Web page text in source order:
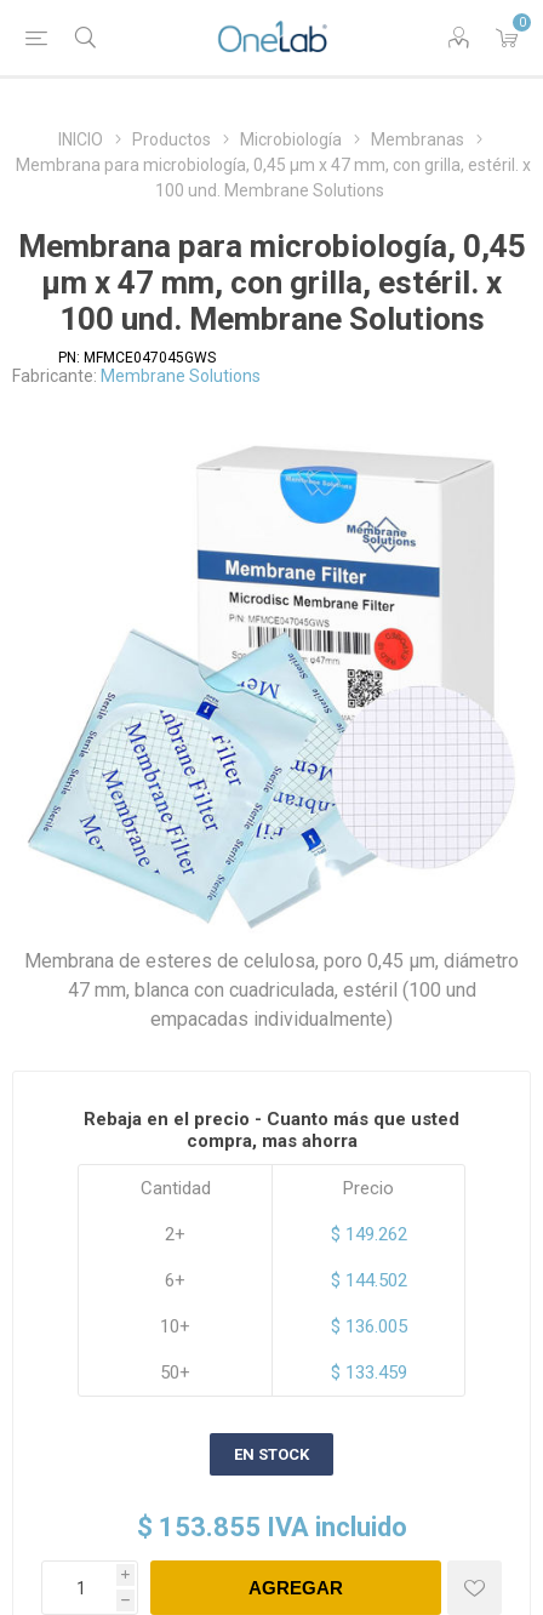
0
INICIO Productos Microbiología
Membranas
Membrana para microbiología, 0,45 µm x 47 mm, con grilla, estéril. x
100 und. Membrane Solutions
Membrana para microbiología, 0,45
µm x 47 mm, con grilla, estéril. x
100 und. Membrane Solutions
PN: MFMCE047045GWS
Fabricante: Membrane Solutions
Membrana de esteres de celulosa, poro 0,45 µm, diámetro
47 mm, blanca con cuadriculada, estéril (100 und
empacadas individualmente)
Rebaja en el precio - Cuanto más que usted
compra, mas ahorra
Cantidad
2+
6+
10+
50+
Precio
$ 149.262
$ 144.502
$ 136.005
$ 133.459
EN STOCK
$ 153.855 IVA incluido
i
h